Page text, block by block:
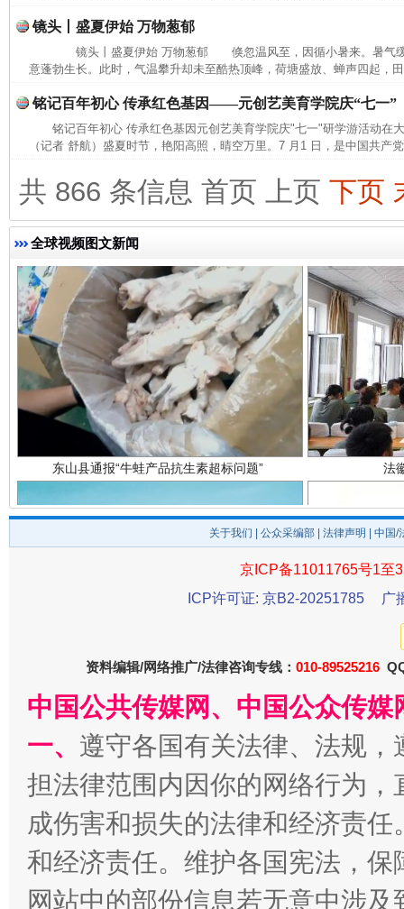
镜头丨盛夏伊始 万物葱郁
镜头丨盛夏伊始 万物葱郁 倏忽温风至，因循小暑来。暑气缓
意蓬勃生长。此时，气温攀升却未至酷热顶峰，荷塘盛放、蝉声四起，
铭记百年初心 传承红色基因——元创艺美育学院庆“七一”
铭记百年初心 传承红色基因元创艺美育学院庆"七一"研学游活动
（记者 舒航）盛夏时节，艳阳高照，晴空万里。7 月1 日，是中国共产
共 866 条信息 首页 上页 下页
全球视频图文新闻
完善运行机制助力责任有效落实 一纸欠
东山县通报“牛蛙产品抗生素超标问题” 法
揭开“小金库”的免责幌子
关于我们 公众采编部 法律声明 | 中国
京ICP备11011765号1至
ICP许可证: 京B2-20251785
广
资料编辑/网络推广/法律咨询专线： 010-89525216
中国公共传媒网、中国公众传
一、 遵守各国有关法律、法规
担法律范围内因你的网络行为
成伤害和损失的法律和经济责
和经济责任。维护各国宪法，
网站中的部份信息若无意中涉